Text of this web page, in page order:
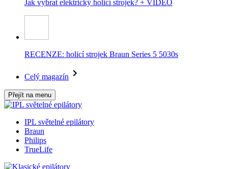
Jak vybrat elektrický holicí strojek? + VIDEO
RECENZE: holicí strojek Braun Series 5 5030s
Celý magazín
Přejít na menu
IPL světelné epilátory
Braun
Philips
TrueLife